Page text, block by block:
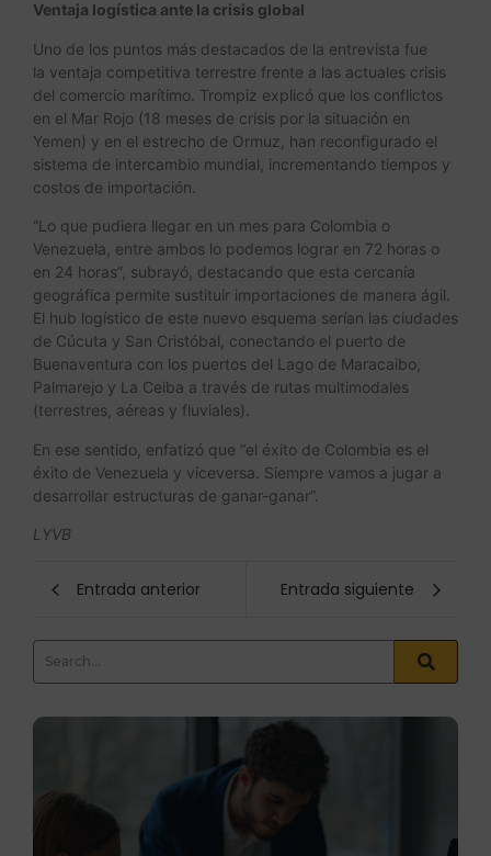
Ventaja logística ante la crisis global
Uno de los puntos más destacados de la entrevista fue
la ventaja competitiva terrestre frente a las actuales crisis
del comercio marítimo. Trompiz explicó que los conflictos
en el Mar Rojo (18 meses de crisis por la situación en
Yemen) y en el estrecho de Ormuz, han reconfigurado el
sistema de intercambio mundial, incrementando tiempos y
costos de importación.
“Lo que pudiera llegar en un mes para Colombia o
Venezuela, entre ambos lo podemos lograr en 72 horas o
en 24 horas”, subrayó, destacando que esta cercanía
geográfica permite sustituir importaciones de manera ágil.
El hub logístico de este nuevo esquema serían las ciudades
de Cúcuta y San Cristóbal, conectando el puerto de
Buenaventura con los puertos del Lago de Maracaibo,
Palmarejo y La Ceiba a través de rutas multimodales
(terrestres, aéreas y fluviales).
En ese sentido, enfatizó que “el éxito de Colombia es el
éxito de Venezuela y viceversa. Siempre vamos a jugar a
desarrollar estructuras de ganar-ganar”.
LYVB
Entrada anterior Entrada siguiente